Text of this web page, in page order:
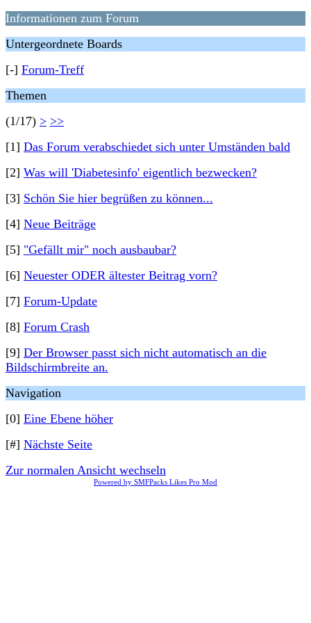
Informationen zum Forum
Untergeordnete Boards
[-] Forum-Treff
Themen
(1/17) > >>
[1] Das Forum verabschiedet sich unter Umständen bald
[2] Was will 'Diabetesinfo' eigentlich bezwecken?
[3] Schön Sie hier begrüßen zu können...
[4] Neue Beiträge
[5] "Gefällt mir" noch ausbaubar?
[6] Neuester ODER ältester Beitrag vorn?
[7] Forum-Update
[8] Forum Crash
[9] Der Browser passt sich nicht automatisch an die
Bildschirmbreite an.
Navigation
[0] Eine Ebene höher
[#] Nächste Seite
Zur normalen Ansicht wechseln
Powered by SMFPacks Likes Pro Mod